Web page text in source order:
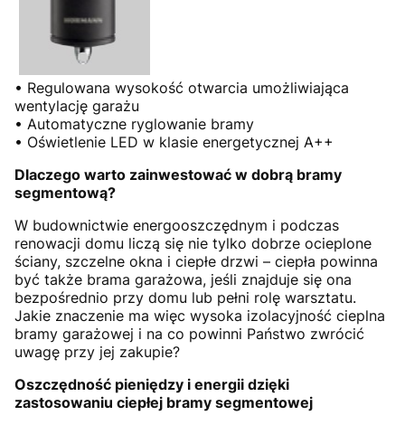
• Regulowana wysokość otwarcia umożliwiająca
wentylację garażu
• Automatyczne ryglowanie bramy
• Oświetlenie LED w klasie energetycznej A++
Dlaczego warto zainwestować w dobrą bramy
segmentową?
W budownictwie energooszczędnym i podczas
renowacji domu liczą się nie tylko dobrze ocieplone
ściany, szczelne okna i ciepłe drzwi – ciepła powinna
być także brama garażowa, jeśli znajduje się ona
bezpośrednio przy domu lub pełni rolę warsztatu.
Jakie znaczenie ma więc wysoka izolacyjność cieplna
bramy garażowej i na co powinni Państwo zwrócić
uwagę przy jej zakupie?
Oszczędność pieniędzy i energii dzięki
zastosowaniu ciepłej bramy segmentowej